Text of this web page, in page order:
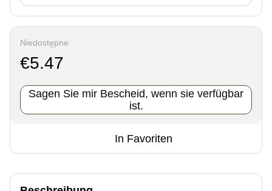
Niedostępne
€5.47
Sagen Sie mir Bescheid, wenn sie verfügbar
ist.
In Favoriten